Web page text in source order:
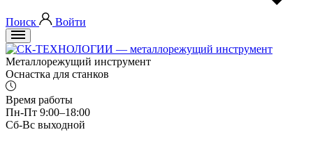
Поиск Войти
Металлорежущий инструмент
Оснастка для станков
Время работы
Пн-Пт 9:00–18:00
Сб-Вс выходной